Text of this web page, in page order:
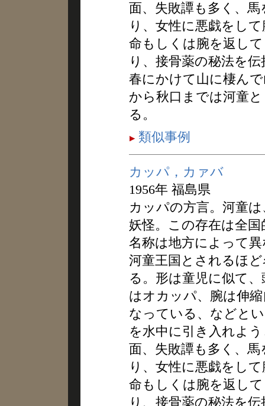
面、失敗譚も多く、
り、女性に悪戯をし
命もしくは腕を返し
り、接骨薬の秘法を
春にかけて山に棲ん
から秋口までは河童
る。
類似事例
カッパ，カァバ
1956年 福島県
カッパの方言。河童
妖怪。この存在は全
名称は地方によって
河童王国とされるほ
る。形は童児に似て
はオカッパ、腕は伸
なっている、などと
を水中に引き入れよ
面、失敗譚も多く、
り、女性に悪戯をし
命もしくは腕を返し
り、接骨薬の秘法を